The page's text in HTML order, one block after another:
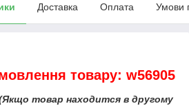
Доставка Оплата Умови
товару: w56905
(Якщо товар находится в другому